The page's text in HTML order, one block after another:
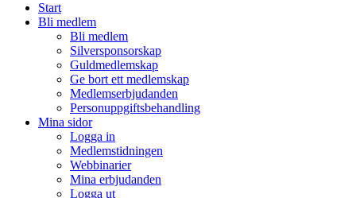
Start
Bli medlem
Bli medlem
Silversponsorskap
Guldmedlemskap
Ge bort ett medlemskap
Medlemserbjudanden
Personuppgiftsbehandling
Mina sidor
Logga in
Medlemstidningen
Webbinarier
Mina erbjudanden
Logga ut